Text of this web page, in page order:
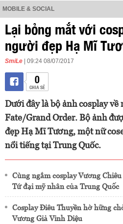
MOBILE & SOCIAL
Lại bỏng mắt với
người đẹp Hạ Mĩ
SmiLe | 09:24 08/07/2017
0
CHIA SẺ
Dưới đây là bộ ảnh cosplay
Fate/Grand Order. Bộ ảnh
đẹp Hạ Mĩ Tương, một nữ
nổi tiếng tại Trung Quốc.
Cùng ngắm cosplay Vương
Tứ đại mỹ nhân của Trung Quốc
Cosplay Điêu Thuyền hờ hững
Vương Giả Vinh Diệu